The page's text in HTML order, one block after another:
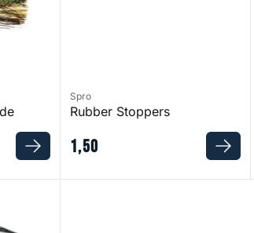
Spro
Rubber Stoppers
1,50